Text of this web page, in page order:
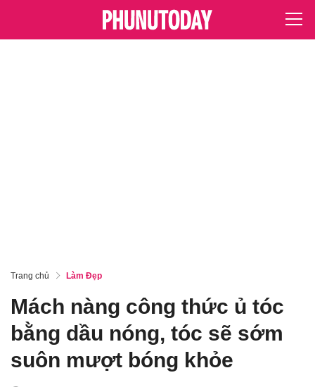
Trang chủ Làm Đẹp
Mách nàng công thức ủ tóc
bằng dầu nóng, tóc sẽ sớm
suôn mượt bóng khỏe